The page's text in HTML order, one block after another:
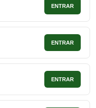
ENTRAR
ENTRAR
ENTRAR